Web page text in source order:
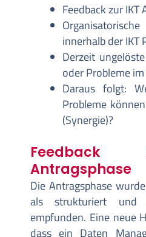
Feedback zur IKT
innerhalb der IKT
Derzeit
oder Probleme
Daraus folgt:
Probleme
(Synergie)?
Antragsphase
Die Antragsphase
als strukturiert und
empfunden. Eine neue
dass ein Daten